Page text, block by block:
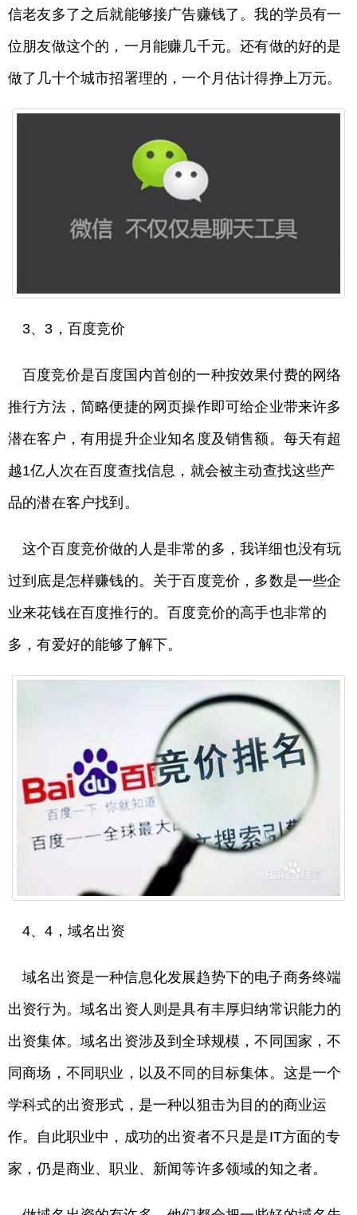
信老友多了之后就能够接广告赚钱了。我的学员有一
位朋友做这个的，一月能赚几千元。还有做的好的是
做了几十个城市招署理的，一个月估计得挣上万元。
3、3，百度竞价
百度竞价是百度国内首创的一种按效果付费的网络
推行方法，简略便捷的网页操作即可给企业带来许多
潜在客户，有用提升企业知名度及销售额。每天有超
越1亿人次在百度查找信息，就会被主动查找这些产
品的潜在客户找到。
这个百度竞价做的人是非常的多，我详细也没有玩
过到底是怎样赚钱的。关于百度竞价，多数是一些企
业来花钱在百度推行的。百度竞价的高手也非常的
多，有爱好的能够了解下。
4、4，域名出资
域名出资是一种信息化发展趋势下的电子商务终端
出资行为。域名出资人则是具有丰厚归纳常识能力的
出资集体。域名出资涉及到全球规模，不同国家，不
同商场，不同职业，以及不同的目标集体。这是一个
学科式的出资形式，是一种以狙击为目的的商业运
作。自此职业中，成功的出资者不只是是IT方面的专
家，仍是商业、职业、新闻等许多领域的知之者。